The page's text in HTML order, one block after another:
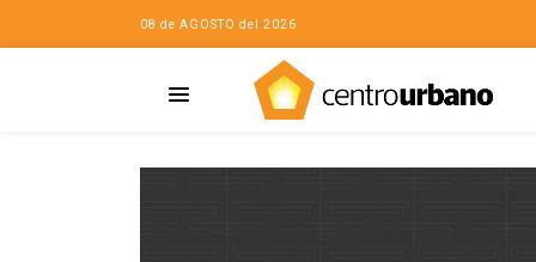
08 de AGOSTO del 2026